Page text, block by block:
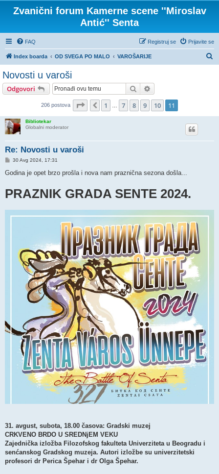
Zvanični forum Kamerne scene ''Miroslav
Antić'' Senta
FAQ Prijavite se
Registruj se
Index boarda OD SVEGA PO MALO VAROŠARIJE
Novosti u varoši
Odgovori Pretraga
206 postova Stranica 11 od 11
Prethodni
1 7 8 9 10 11
Bibliotekar
Globalni moderator
Re: Novosti u varoši
P
s
30 Avg 2024, 17:31
Godina je opet brzo prošla i nova nam praznična sezona došla...
PRAZNIK GRADA SENTE 2024.
31. avgust, subota, 18.00 časova: Gradski muzej
CRKVENO BRDO U SREDNjEM VEKU
Zajednička izložba Filozofskog fakulteta Univerziteta u Beogradu i
senćanskog Gradskog muzeja. Autori izložbe su univerzitetski
profesori dr Perica Špehar i dr Olga Špehar.